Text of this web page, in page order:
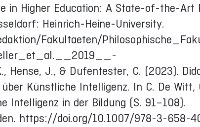
in Higher Education: A State-of-the-Art
Heinrich-Heine-University.
Fakultaeten/
Hense, J., & Dufentester, C. (2023).
Künstliche Intelligenz. In C. De Witt,
Intelligenz in der Bildung (S. 91–108).
https://doi.org/10.1007/978-3-658-